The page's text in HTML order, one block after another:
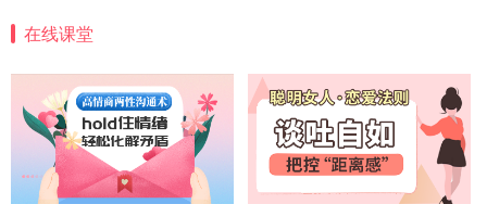
方案
广东-广州 188****5632
12分钟前
微信用户 司马锘 通过此页面咨询，已获得专属情感
方案
湖北-武汉 135****7410
41分钟前
在线课堂